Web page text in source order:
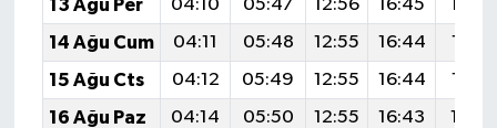
13 Ağu Per
04:10 05:47 12:56 16:45
14 Ağu Cum
04:11 05:48 12:55 16:44
19:53
15 Ağu Cts
04:12 05:49 12:55 16:44
19:52
16 Ağu Paz
04:14 05:50 12:55 16:43